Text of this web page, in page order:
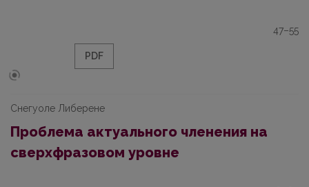
47–55
PDF
Снегуоле Либерене
Проблема актуального членения на
сверхфразовом уровне